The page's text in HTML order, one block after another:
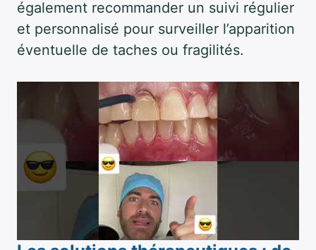
également recommander un suivi régulier
et personnalisé pour surveiller l’apparition
éventuelle de taches ou fragilités.